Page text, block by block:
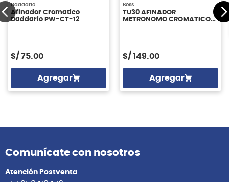
Daddario
Afinador Cromatico
Daddario PW-CT-12
S/ 75.00
Agregar
Boss
TU30 AFINADOR
METRONOMO CROMATICO
S/ 149.00
Agregar
Comunícate con nosotros
Atención Postventa